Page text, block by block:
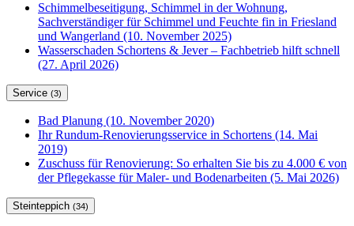
Schimmelbeseitigung, Schimmel in der Wohnung,
Sachverständiger für Schimmel und Feuchte fin in Friesland
und Wangerland (10. November 2025)
Wasserschaden Schortens & Jever – Fachbetrieb hilft schnell
(27. April 2026)
Service (3)
Bad Planung (10. November 2020)
Ihr Rundum-Renovierungsservice in Schortens (14. Mai
2019)
Zuschuss für Renovierung: So erhalten Sie bis zu 4.000 € von
der Pflegekasse für Maler- und Bodenarbeiten (5. Mai 2026)
Steinteppich (34)